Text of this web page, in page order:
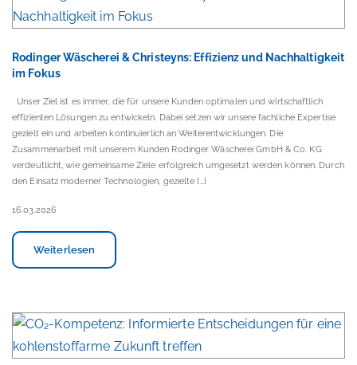
Rodinger Wäscherei & Christeyns: Effizienz und Nachhaltigkeit
im Fokus
Unser Ziel ist es immer, die für unsere Kunden optimalen und wirtschaftlich
effizienten Lösungen zu entwickeln. Dabei setzen wir unsere fachliche Expertise
gezielt ein und arbeiten kontinuierlich an Weiterentwicklungen. Die
Zusammenarbeit mit unserem Kunden Rodinger Wäscherei GmbH & Co. KG
verdeutlicht, wie gemeinsame Ziele erfolgreich umgesetzt werden können. Durch
den Einsatz moderner Technologien, gezielte […]
16.03.2026
Weiterlesen